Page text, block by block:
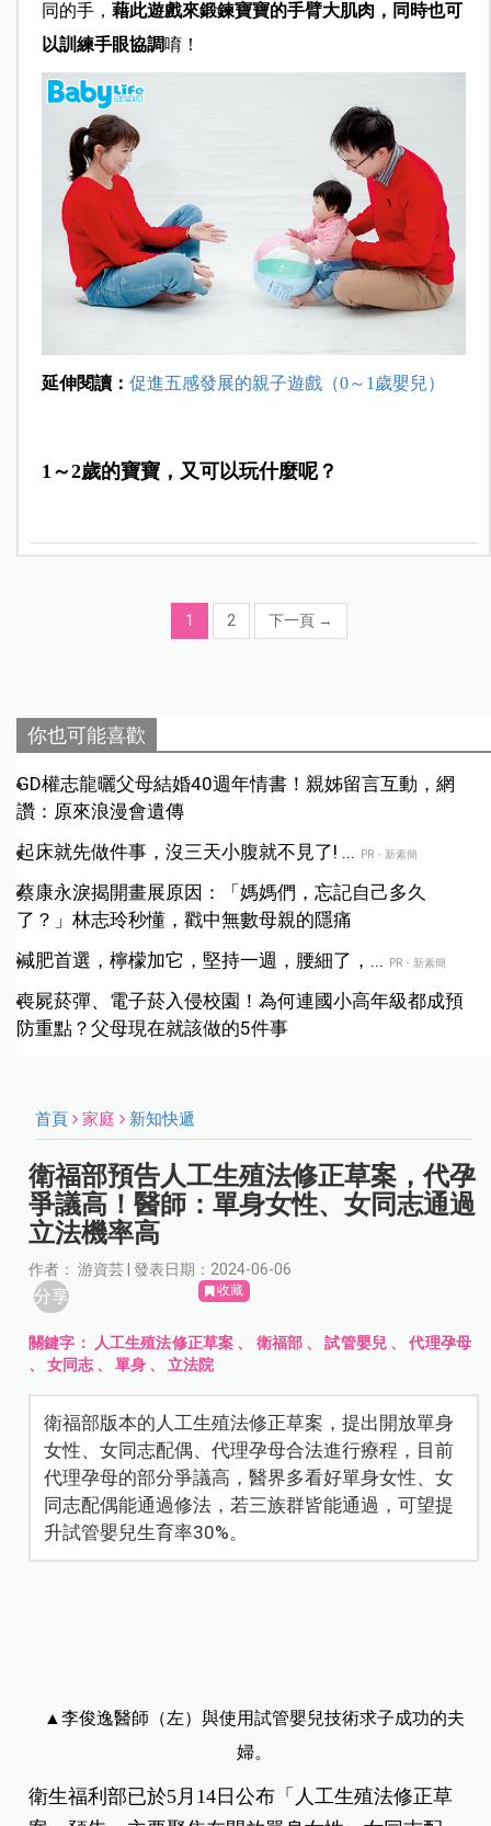
同的手， 藉此遊戲來鍛鍊寶寶的手臂大肌肉，同時也可
以訓練手眼協調唷！
延伸閱讀： 促進五感發展的親子遊戲（0～1歲嬰兒）
1～2歲的寶寶，又可以玩什麼呢？
1 2 下一頁 →
你也可能喜歡
GD權志龍曬父母結婚40週年情書！親姊留言互動，網
讚：原來浪漫會遺傳
起床就先做件事，沒三天小腹就不見了! ...
PR・新素簡
蔡康永淚揭開畫展原因：「媽媽們，忘記自己多久
了？」林志玲秒懂，戳中無數母親的隱痛
減肥首選，檸檬加它，堅持一週，腰細了，...
PR・新素簡
喪屍菸彈、電子菸入侵校園！為何連國小高年級都成預
防重點？父母現在就該做的5件事
首頁 家庭 新知快遞
衛福部預告人工生殖法修正草案，代孕
爭議高！醫師：單身女性、女同志通過
立法機率高
作者： 游資芸 | 發表日期：2024-06-06
分享 收藏
關鍵字： 人工生殖法修正草案 、 衛福部 、試管嬰兒、代理孕母
、女同志 、單身 、 立法院
衛福部版本的人工生殖法修正草案，提出開放單身
女性、女同志配偶、代理孕母合法進行療程，目前
代理孕母的部分爭議高，醫界多看好單身女性、女
同志配偶能通過修法，若三族群皆能通過，可望提
升試管嬰兒生育率30%。